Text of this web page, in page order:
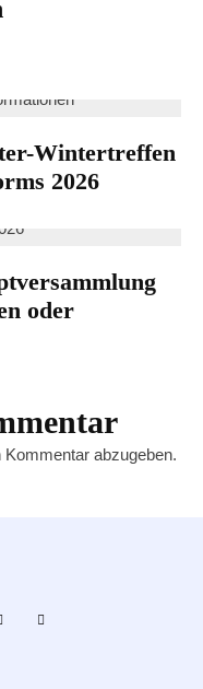
Wintertreffen
2026
oder
Kommentar abzugeben.